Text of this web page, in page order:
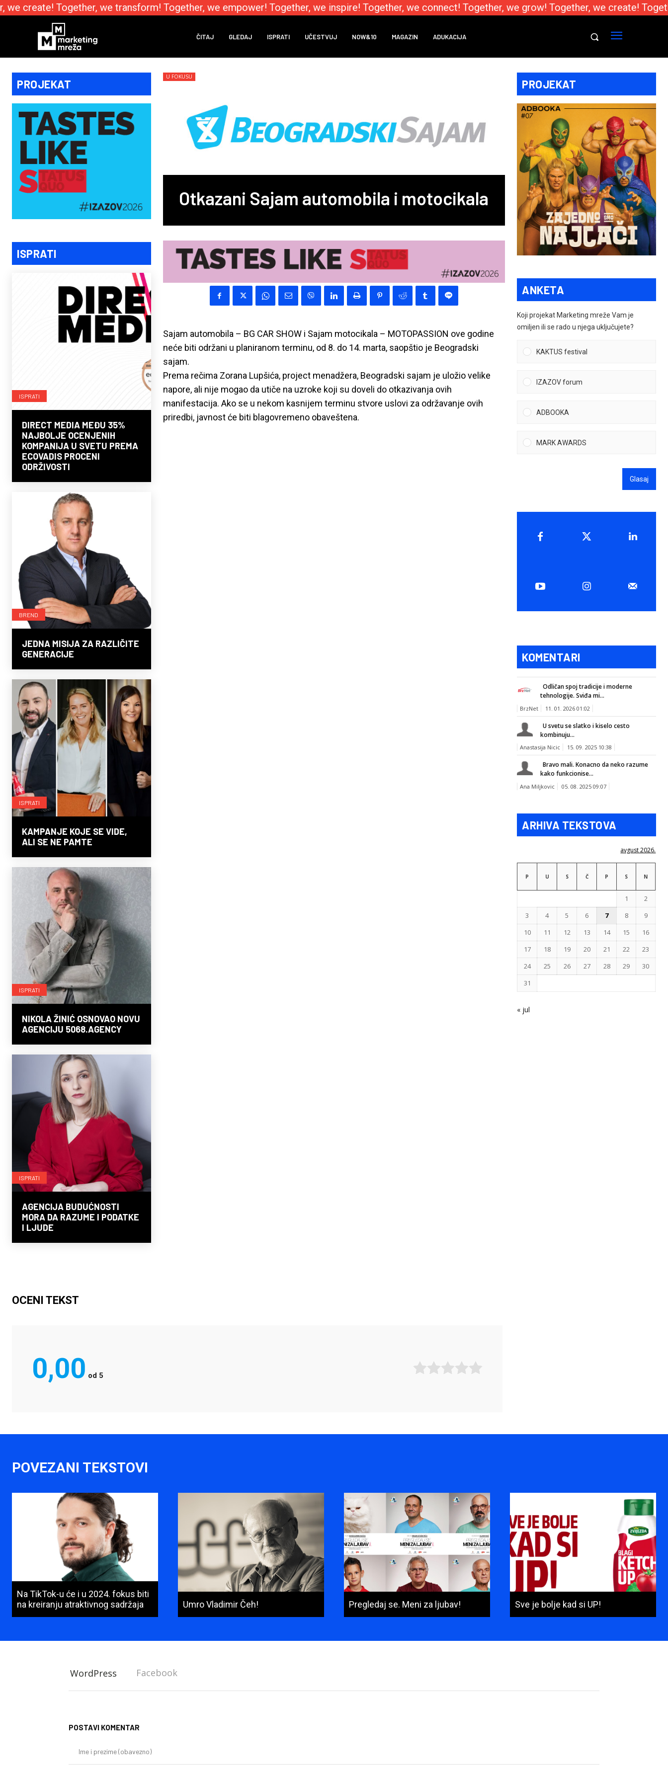
create! Together, we transform! Together, we empower! Together, we inspire! Together, we connect! Together, we grow! Together, we create!
ČITAJ GLEDAJ ISPRATI UČESTVUJ NOW&10 MAGAZIN ADUKACIJA
PROJEKAT
ISPRATI
ISPRATI
DIRECT MEDIA MEĐU 35%
NAJBOLJE OCENJENIH
KOMPANIJA U SVETU PREMA
ECOVADIS PROCENI
ODRŽIVOSTI
BREND
JEDNA MISIJA ZA RAZLIČITE
GENERACIJE
ISPRATI
KAMPANJE KOJE SE VIDE,
ALI SE NE PAMTE
ISPRATI
NIKOLA ŽINIĆ OSNOVAO NOVU
AGENCIJU 5068.AGENCY
ISPRATI
AGENCIJA BUDUĆNOSTI
MORA DA RAZUME I PODATKE
I LJUDE
U FOKUSU
Otkazani Sajam automobila i motocikala
Sajam automobila – BG CAR SHOW i Sajam motocikala – MOTOPASSION ove godine
neće biti održani u planiranom terminu, od 8. do 14. marta, saopštio je Beogradski
sajam.
Prema rečima Zorana Lupšića, project menadžera, Beogradski sajam je uložio velike
napore, ali nije mogao da utiče na uzroke koji su doveli do otkazivanja ovih
manifestacija. Ako se u nekom kasnijem terminu stvore uslovi za održavanje ovih
priredbi, javnost će biti blagovremeno obaveštena.
PROJEKAT
ANKETA
Koji projekat Marketing mreže Vam je
omiljen ili se rado u njega uključujete?
KAKTUS festival
IZAZOV forum
ADBOOKA
MARK AWARDS
Glasaj
KOMENTARI
Odličan spoj tradicije i moderne
tehnologije. Sviđa mi...
BrzNet 11. 01. 2026 01:02
U svetu se slatko i kiselo cesto
kombinuju...
Anastasija Nicic 15. 09. 2025 10:38
Bravo mali. Konacno da neko razume
kako funkcionise...
Ana Miljkovic 05. 08. 2025 09:07
ARHIVA TEKSTOVA
avgust 2026.
P U S Č P S N
1
2
3
4 5 6 7 8
9
10
11 12 13 14 15
16
17
18 19 20 21 22
23
24
25 26 27 28 29
30
31
« jul
OCENI TEKST
0,00 od 5
POVEZANI TEKSTOVI
Na TikTok-u će i u 2024. fokus biti
na kreiranju atraktivnog sadržaja
Umro Vladimir Čeh! Pregledaj se. Meni za ljubav! Sve je bolje kad si UP!
WordPress Facebook
POSTAVI KOMENTAR
prezime